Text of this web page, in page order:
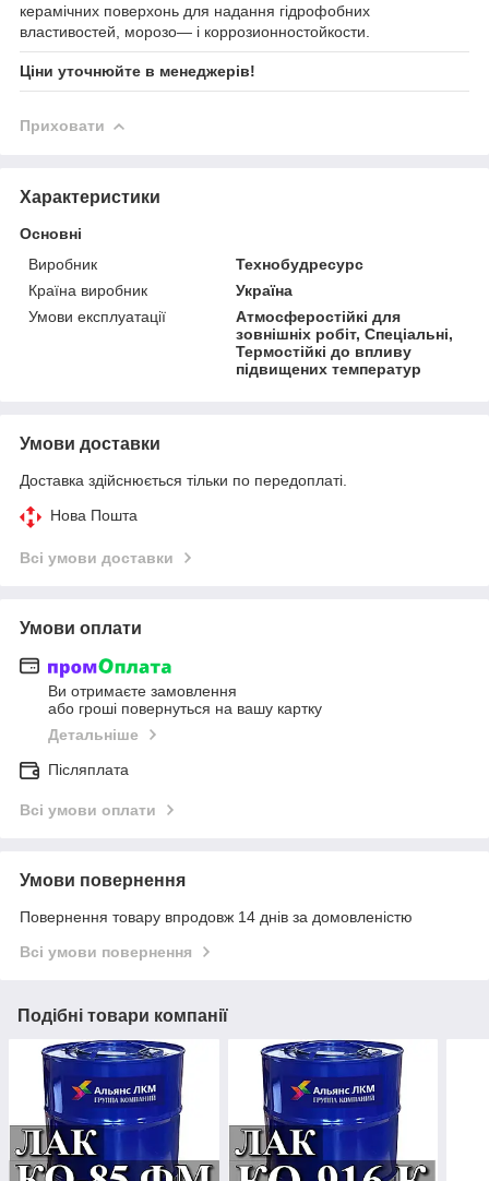
керамічних поверхонь для надання гідрофобних
властивостей, морозо— і коррозионностойкости.
Ціни уточнюйте в менеджерів!
Приховати
Характеристики
Основні
Виробник
Технобудресурс
Країна виробник
Україна
Умови експлуатації
Атмосферостійкі для
зовнішніх робіт, Спеціальні,
Термостійкі до впливу
підвищених температур
Умови доставки
Доставка здійснюється тільки по передоплаті.
Нова Пошта
Всі умови доставки
Умови оплати
Ви отримаєте замовлення
або гроші повернуться на вашу картку
Детальніше
Післяплата
Всі умови оплати
Умови повернення
Повернення товару впродовж 14 днів за домовленістю
Всі умови повернення
Подібні товари компанії